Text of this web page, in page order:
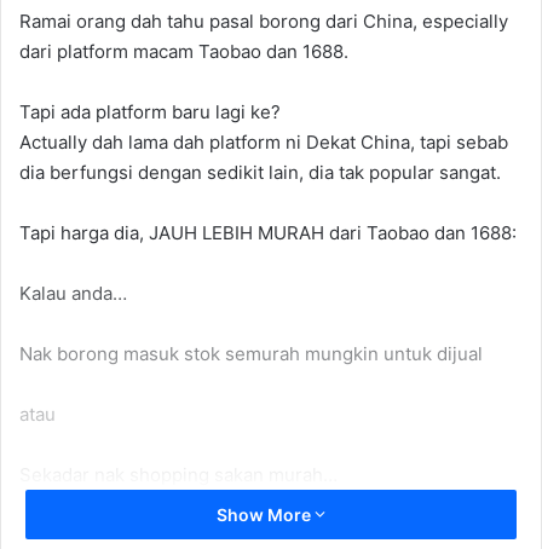
Ramai orang dah tahu pasal borong dari China, especially
dari platform macam Taobao dan 1688.
Tapi ada platform baru lagi ke?
Actually dah lama dah platform ni Dekat China, tapi sebab
dia berfungsi dengan sedikit lain, dia tak popular sangat.
Tapi harga dia, JAUH LEBIH MURAH dari Taobao dan 1688:
Kalau anda…
Nak borong masuk stok semurah mungkin untuk dijual
atau
Anda kenaklik sinidan ketahui lebih lanjut tentang
Show More